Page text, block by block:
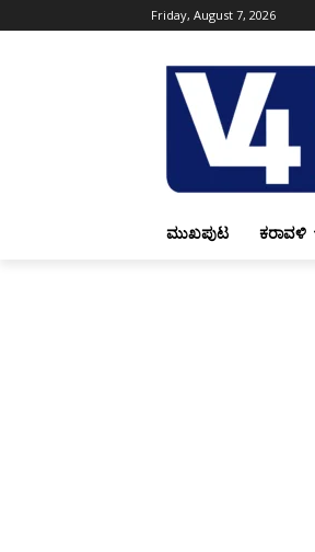
Friday, August 7, 2026
ಮುಖಪುಟ ಕರಾವಳಿ